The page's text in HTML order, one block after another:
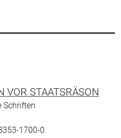
VOR STAATSRÄSON
Schriften
1700-0